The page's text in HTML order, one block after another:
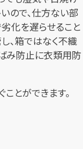
ので、仕方ない部
化を遅らせること
、箱ではなく不織
み防止に衣類用防
とができます。